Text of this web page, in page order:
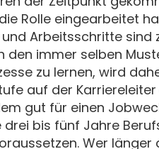
Rolle eingearbeitet
Arbeitsschritte sind
immer selben
zu lernen, wird
auf der
gut für einen
drei bis fünf Jahre
Wer